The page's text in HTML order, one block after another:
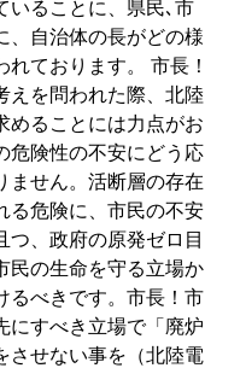
いることに、県民､市
、自治体の長がどの様
ております。 市長！
えを問われた際、北陸
めることには力点がお
危険性の不安にどう応
ません。活断層の存在
る危険に、市民の不安
つ、政府の原発ゼロ目
民の生命を守る立場か
るべきです。市長！市
にすべき立場で「廃炉
させない事を（北陸電